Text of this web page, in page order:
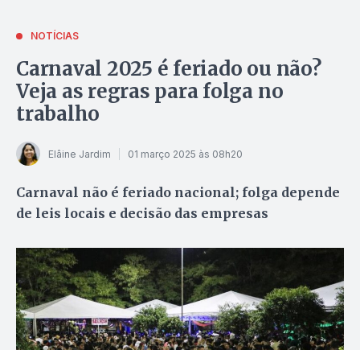
NOTÍCIAS
Carnaval 2025 é feriado ou não?
Veja as regras para folga no
trabalho
Elâine Jardim 01 março 2025 às 08h20
Carnaval não é feriado nacional; folga depende
de leis locais e decisão das empresas